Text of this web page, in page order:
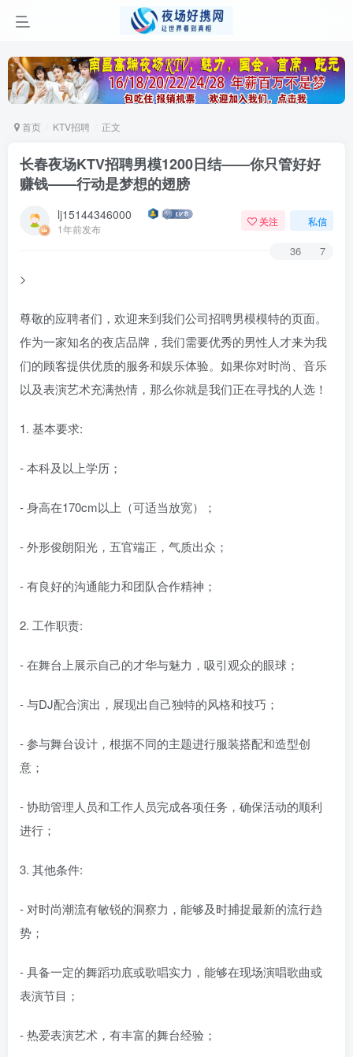
首页 KTV招聘 正文
长春夜场KTV招聘男模1200日结——你只管好好
赚钱——行动是梦想的翅膀
lj15144346000
1年前发布
关注 私信
36 7
>
尊敬的应聘者们，欢迎来到我们公司招聘男模模特的页面。
作为一家知名的夜店品牌，我们需要优秀的男性人才来为我
们的顾客提供优质的服务和娱乐体验。如果你对时尚、音乐
以及表演艺术充满热情，那么你就是我们正在寻找的人选！
1. 基本要求:
- 本科及以上学历；
- 身高在170cm以上（可适当放宽）；
- 外形俊朗阳光，五官端正，气质出众；
- 有良好的沟通能力和团队合作精神；
2. 工作职责:
- 在舞台上展示自己的才华与魅力，吸引观众的眼球；
- 与DJ配合演出，展现出自己独特的风格和技巧；
- 参与舞台设计，根据不同的主题进行服装搭配和造型创
意；
- 协助管理人员和工作人员完成各项任务，确保活动的顺利
进行；
3. 其他条件:
- 对时尚潮流有敏锐的洞察力，能够及时捕捉最新的流行趋
势；
- 具备一定的舞蹈功底或歌唱实力，能够在现场演唱歌曲或
表演节目；
- 热爱表演艺术，有丰富的舞台经验；